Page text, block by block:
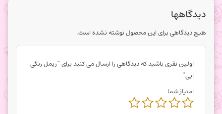
دیدگاهها
هیچ دیدگاهی برای این محصول نوشته نشده است.
اولین نفری باشید که دیدگاهی را ارسال می کنید برای “ریمل رنگی
ابی”
امتیاز شما